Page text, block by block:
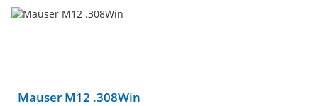
Mauser M12 .308Win